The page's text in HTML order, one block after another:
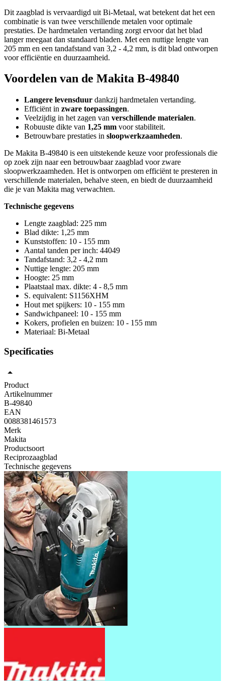
Dit zaagblad is vervaardigd uit Bi-Metaal, wat betekent dat het een
combinatie is van twee verschillende metalen voor optimale
prestaties. De hardmetalen vertanding zorgt ervoor dat het blad
langer meegaat dan standaard bladen. Met een nuttige lengte van
205 mm en een tandafstand van 3,2 - 4,2 mm, is dit blad ontworpen
voor efficiëntie en duurzaamheid.
Voordelen van de Makita B-49840
Langere levensduur dankzij hardmetalen vertanding.
Efficiënt in zware toepassingen.
Veelzijdig in het zagen van verschillende materialen.
Robuuste dikte van 1,25 mm voor stabiliteit.
Betrouwbare prestaties in sloopwerkzaamheden.
De Makita B-49840 is een uitstekende keuze voor professionals die
op zoek zijn naar een betrouwbaar zaagblad voor zware
sloopwerkzaamheden. Het is ontworpen om efficiënt te presteren in
verschillende materialen, behalve steen, en biedt de duurzaamheid
die je van Makita mag verwachten.
Technische gegevens
Lengte zaagblad: 225 mm
Blad dikte: 1,25 mm
Kunststoffen: 10 - 155 mm
Aantal tanden per inch: 44049
Tandafstand: 3,2 - 4,2 mm
Nuttige lengte: 205 mm
Hoogte: 25 mm
Plaatstaal max. dikte: 4 - 8,5 mm
S. equivalent: S1156XHM
Hout met spijkers: 10 - 155 mm
Sandwichpaneel: 10 - 155 mm
Kokers, profielen en buizen: 10 - 155 mm
Materiaal: Bi-Metaal
Specificaties
Product
Artikelnummer
B-49840
EAN
0088381461573
Merk
Makita
Productsoort
Reciprozaagblad
Technische gegevens